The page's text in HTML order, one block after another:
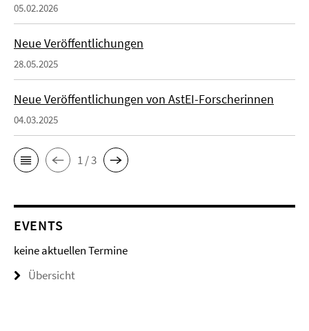
05.02.2026
Neue Veröffentlichungen
28.05.2025
Neue Veröffentlichungen von AstEI-Forscherinnen
04.03.2025
1 / 3
EVENTS
keine aktuellen Termine
Übersicht